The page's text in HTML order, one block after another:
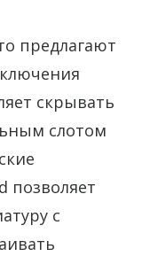
предлагают
скрывать
слотом
позволяет
с